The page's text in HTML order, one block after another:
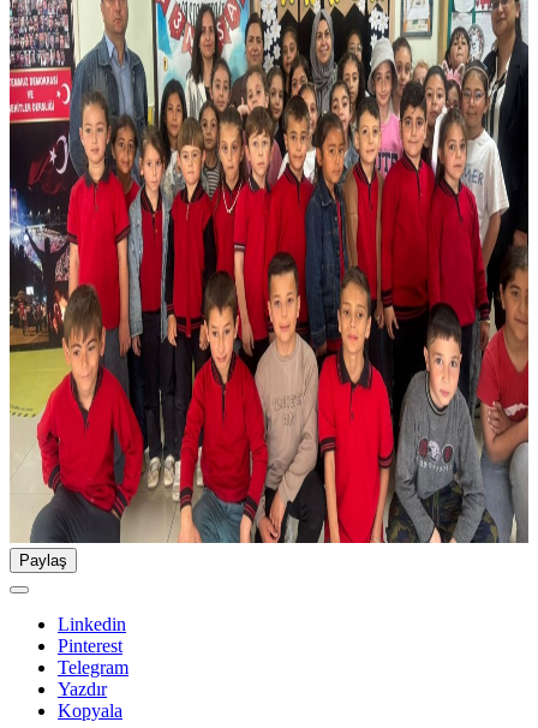
Paylaş
Linkedin
Pinterest
Telegram
Yazdır
Kopyala